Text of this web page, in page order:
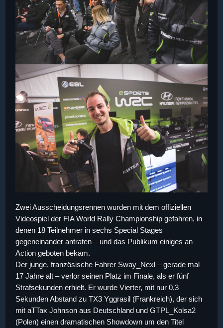
Zwei Ausscheidungsrennen wurden mit dem offiziellen
Videospiel der FIA World Rally Championship gefahren, in
denen 18 Teilnehmer in sechs Special Stages
gegeneinander antraten – und das Publikum einiges an
Action geboten bekam.
Der junge, französische Fahrer Sway_Nexl – gerade mal
17 Jahre alt – verlor seinen Platz im Finale, als er fünf
Strafsekunden erhielt. Er wurde Vierter, mit nur 0,3
Sekunden Abstand zu TX3 Yggrasil (Frankreich), der sich
mit aTTax Johnson aus Deutschland und GTPL_Kolsa2
(Polen) einen dramatischen Showdown um den Titel